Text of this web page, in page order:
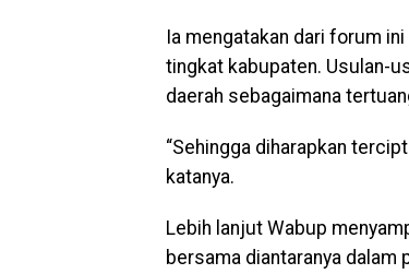
Ia mengatakan dari forum
tingkat kabupaten. Usulan-
daerah sebagaimana
“Sehingga diharapkan
katanya.
Lebih lanjut Wabup
bersama diantaranya dalam